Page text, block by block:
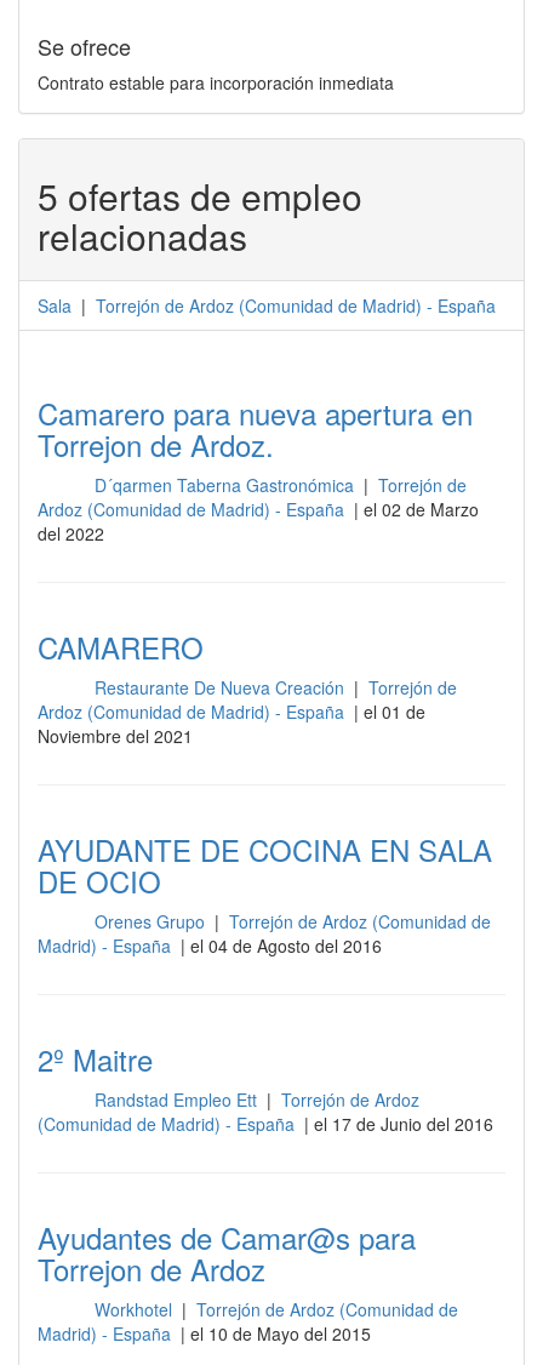
Se ofrece
Contrato estable para incorporación inmediata
5 ofertas de empleo
relacionadas
Sala | Torrejón de Ardoz (Comunidad de Madrid) - España
Camarero para nueva apertura en
Torrejon de Ardoz.
D´qarmen Taberna Gastronómica | Torrejón de
Ardoz (Comunidad de Madrid) - España | el 02 de Marzo
del 2022
CAMARERO
Restaurante De Nueva Creación | Torrejón de
Ardoz (Comunidad de Madrid) - España | el 01 de
Noviembre del 2021
AYUDANTE DE COCINA EN SALA
DE OCIO
Orenes Grupo | Torrejón de Ardoz (Comunidad de
Madrid) - España | el 04 de Agosto del 2016
2º Maitre
Randstad Empleo Ett | Torrejón de Ardoz
(Comunidad de Madrid) - España | el 17 de Junio del 2016
Ayudantes de Camar@s para
Torrejon de Ardoz
Workhotel | Torrejón de Ardoz (Comunidad de
Madrid) - España | el 10 de Mayo del 2015